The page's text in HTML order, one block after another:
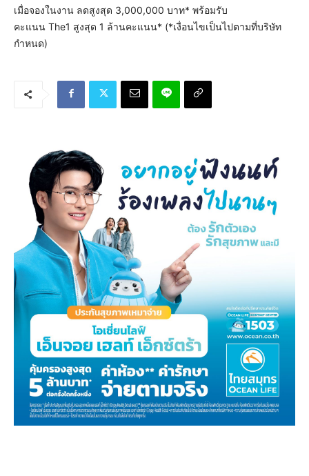
เมื่อจองในงาน ลดสูงสุด 3,000,000 บาท* พร้อมรับ
คะแนน The1 สูงสุด 1 ล้านคะแนน* (*เงื่อนไขเป็นไปตามที่บริษัท
กำหนด)